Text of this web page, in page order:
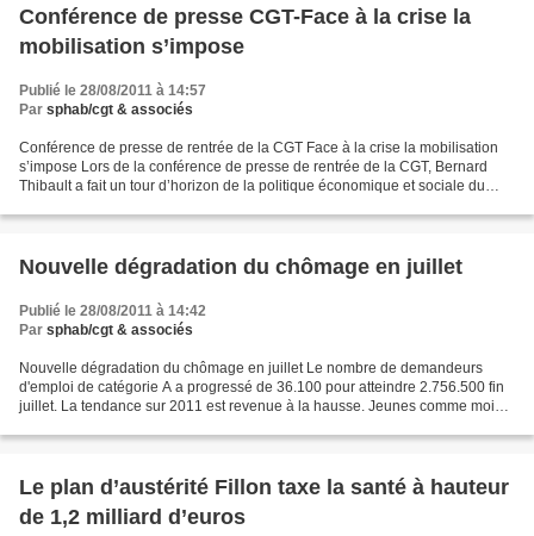
Conférence de presse CGT-Face à la crise la
mobilisation s’impose
Publié le 28/08/2011 à 14:57
Par sphab/cgt & associés
Conférence de presse de rentrée de la CGT Face à la crise la mobilisation
s’impose Lors de la conférence de presse de rentrée de la CGT, Bernard
Thibault a fait un tour d’horizon de la politique économique et sociale du
Nouvelle dégradation du chômage en juillet
Publié le 28/08/2011 à 14:42
Par sphab/cgt & associés
Nouvelle dégradation du chômage en juillet Le nombre de demandeurs
d'emploi de catégorie A a progressé de 36.100 pour atteindre 2.756.500 fin
juillet. La tendance sur 2011 est revenue à la hausse. Jeunes comme moins
Le plan d’austérité Fillon taxe la santé à hauteur
de 1,2 milliard d’euros